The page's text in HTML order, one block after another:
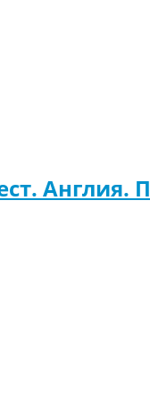
Англия.